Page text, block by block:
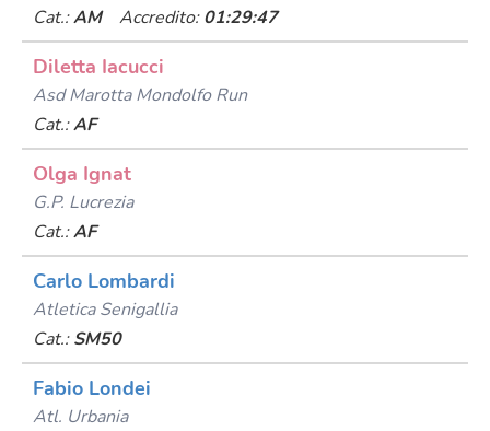
Cat.:AM Accredito: 01:29:47
Diletta Iacucci
Asd Marotta Mondolfo Run
Cat.:AF
Olga Ignat
G.p. Lucrezia
Cat.:AF
Carlo Lombardi
Atletica Senigallia
Cat.: SM50
Fabio Londei
Atl. Urbania